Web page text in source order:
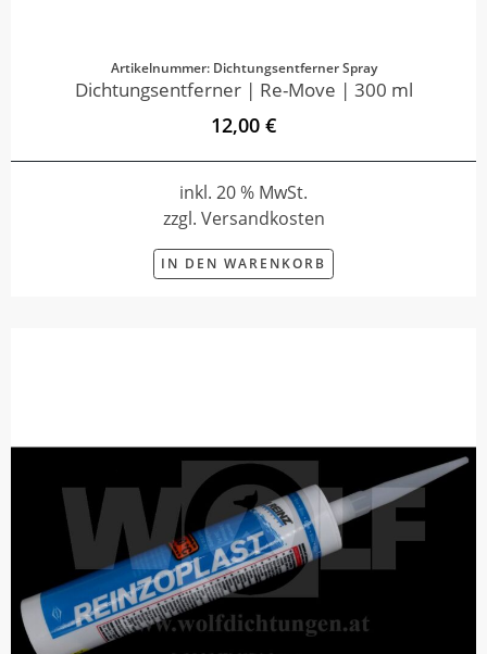
Artikelnummer: Dichtungsentferner Spray
Dichtungsentferner | Re-Move | 300 ml
12,00 €
inkl. 20 % MwSt.
zzgl. Versandkosten
IN DEN WARENKORB